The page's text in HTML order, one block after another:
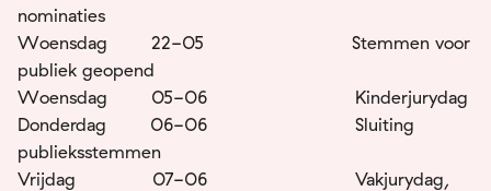
nominaties
Woensdag 22-05 Stemmen voor
publiek geopend
Woensdag 05-06 Kinderjurydag
Donderdag 06-06 Sluiting
publieksstemmen
Vrijdag 07-06 Vakjurydag,